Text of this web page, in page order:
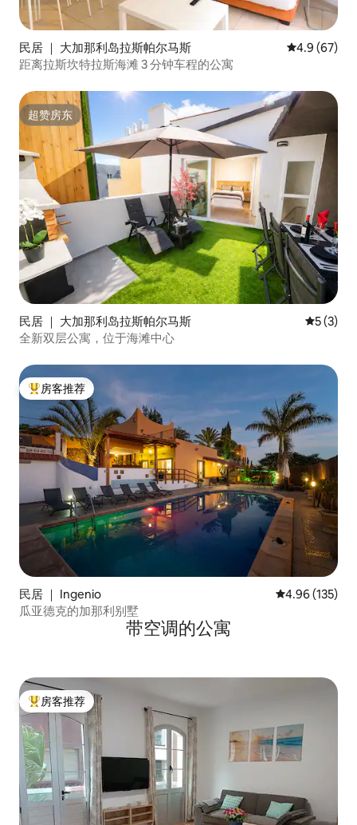
民居 ｜ 大加那利岛拉斯帕尔马斯 平均评分
4.9 (67)
距离拉斯坎特拉斯海滩 3 分钟车程的公寓
超赞房东
超赞房东
民居 ｜ 大加那利岛拉斯帕尔马斯 平均评分
5 (3)
全新双层公寓，位于海滩中心
热门「房客推荐」
房客推荐
民居 ｜ Ingenio 平均评分 4.96
4.96 (135)
瓜亚德克的加那利别墅
带空调的公寓
热门「房客推荐」
房客推荐